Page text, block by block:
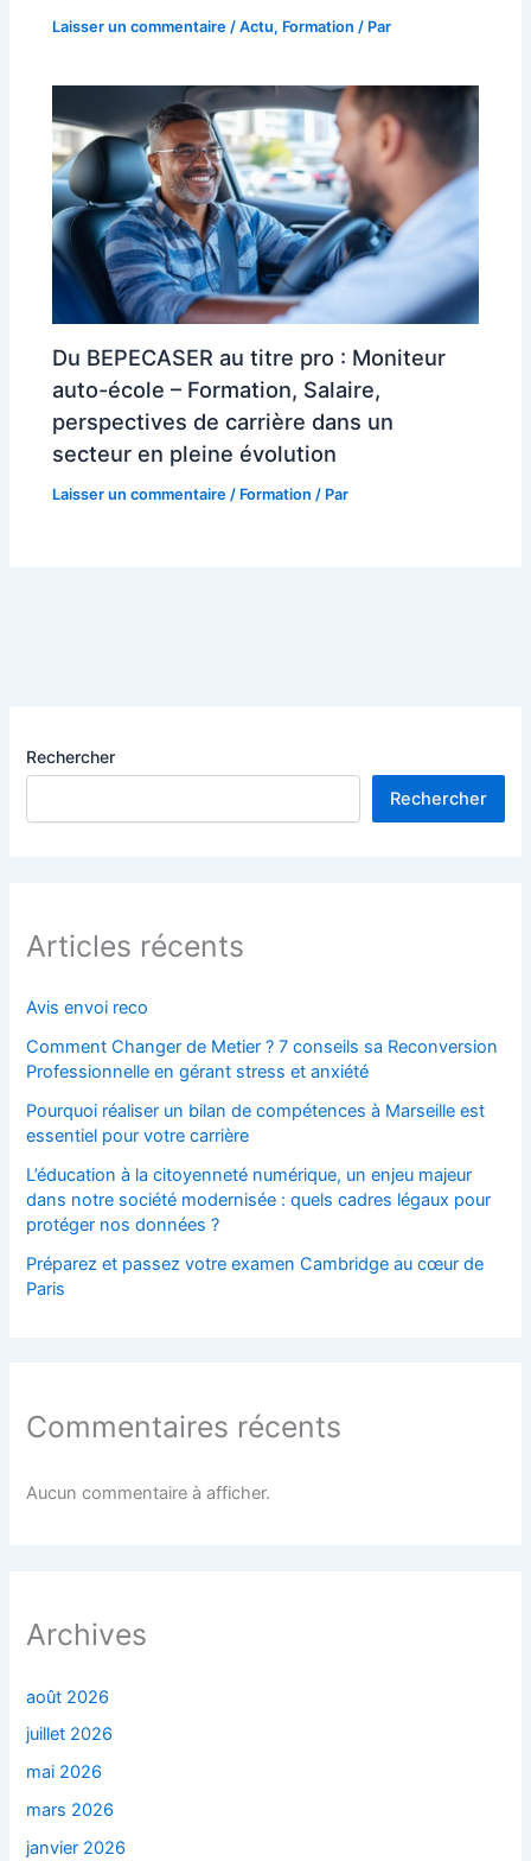
Laisser un commentaire /Actu, Formation / Par
Du BEPECASER au titre pro : Moniteur
auto-école – Formation, Salaire,
perspectives de carrière dans un
secteur en pleine évolution
Laisser un commentaire / Formation / Par
Rechercher
Rechercher
Articles récents
Avis envoi reco
Comment Changer de Metier ? 7 conseils sa Reconversion
Professionnelle en gérant stress et anxiété
Pourquoi réaliser un bilan de compétences à Marseille est
essentiel pour votre carrière
L’éducation à la citoyenneté numérique, un enjeu majeur
dans notre société modernisée : quels cadres légaux pour
protéger nos données ?
Préparez et passez votre examen Cambridge au cœur de
Paris
Commentaires récents
Aucun commentaire à afficher.
Archives
août 2026
juillet 2026
mai 2026
mars 2026
janvier 2026